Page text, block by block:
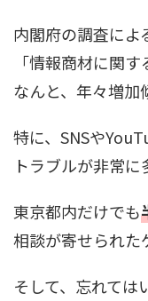
内閣府の調査によ
「情報商材に関
なんと、年々増加
特に、SNSや
トラブルが非常に
東京都内だけでも
相談が寄せられた
そして、忘れては